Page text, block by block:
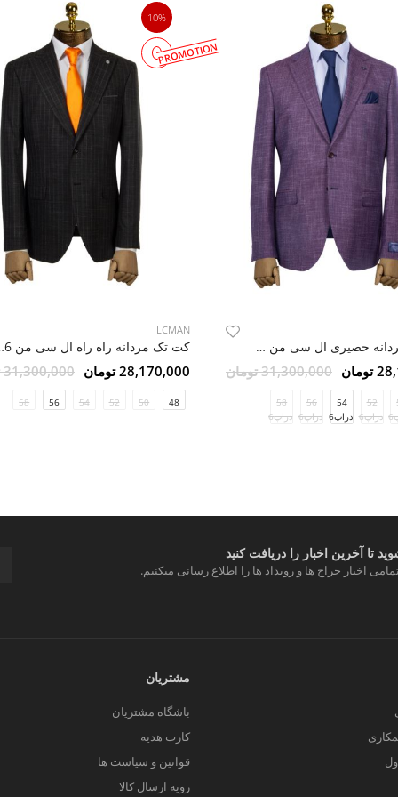
کت تک مردانه حصیری ال سی من 209
31,300,000 تومان
52
دراپ6
54
دراپ6
56
دراپ6
58
دراپ6
10%
PROMOTION
LCMAN
کت تک
28,170,000 تومان 31,300,000 تومان
48
50
52
54
56
58
تا آخرین اخبار را دریافت کنید
اخبار حراج ها و رویداد ها را اطلاع رسانی میکنیم.
مشتریان
باشگاه مشتریان
کارت هدیه
قوانین و سیاست ها
رویه ارسال کالا